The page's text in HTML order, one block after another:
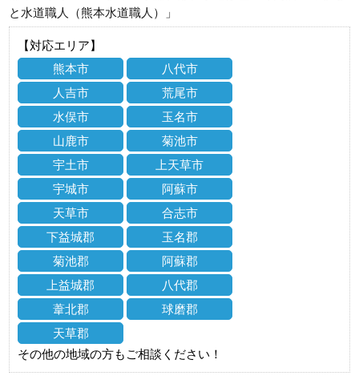
と水道職人（熊本水道職人）」
【対応エリア】
熊本市
八代市
人吉市
荒尾市
水俣市
玉名市
山鹿市
菊池市
宇土市
上天草市
宇城市
阿蘇市
天草市
合志市
下益城郡
玉名郡
菊池郡
阿蘇郡
上益城郡
八代郡
葦北郡
球磨郡
天草郡
その他の地域の方もご相談ください！